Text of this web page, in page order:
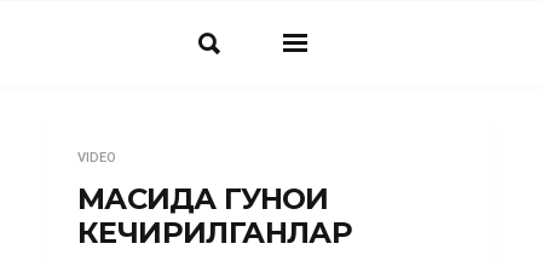
VIDEO
МАСИҲДА ГУНОҲИ
КЕЧИРИЛГАНЛАР